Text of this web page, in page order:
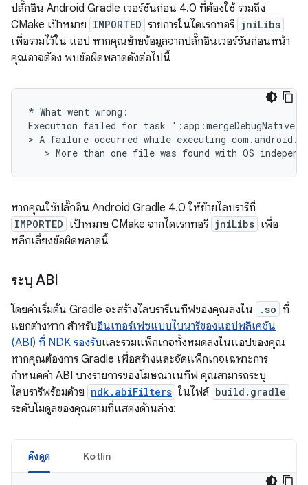
ปลั๊กอิน Android Gradle เวอร์ชันก่อน 4.0 ที่ต้องใช้ รวมถึง
CMake เป้าหมาย IMPORTED รายการในไดเรกทอรี jniLibs
เพื่อรวมไว้ใน แอป หากคุณย้ายข้อมูลจากปลั๊กอินเวอร์ชันก่อนหน้า
คุณอาจต้อง พบข้อผิดพลาดดังต่อไปนี้
* What went wrong:
Execution failed for task
> A failure occurred while executing
หากคุณใช้ปลั๊กอิน Android Gradle 4.0 ให้ย้ายไลบรารีที่
IMPORTED เป้าหมาย CMake จากไดเรกทอรี jniLibs เพื่อ
หลีกเลี่ยงข้อผิดพลาดนี้
ระบุ ABI
โดยค่าเริ่มต้น Gradle จะสร้างไลบรารีเนทีฟของคุณลงใน .so ที่
แยกต่างหาก สำหรับอินเทอร์เฟซแบบไบนารีของแอปพลิเคชัน
(ABI) ที่ NDK รองรับและรวมแพ็กเกจทั้งหมดลงในแอปของคุณ
หากคุณต้องการ Gradle เพื่อสร้างและจัดแพ็กเกจเฉพาะการ
กำหนดค่า ABI บางรายการของโฆษณาเนทีฟ คุณสามารถระบุ
ไลบรารีพร้อมด้วย ndk.abiFilters ในไฟล์ build.gradle
ระดับโมดูลของคุณตามที่แสดงด้านล่าง:
ดึงดูด Kotlin